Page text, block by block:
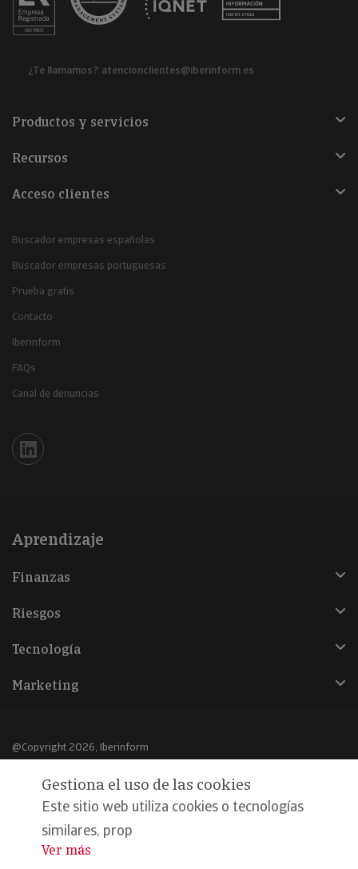
¿Te llamamos? atencionclientes@iberinform.es
Productos y servicios
Recursos
Acceso clientes
Buscador empresas españolas
Buscador empresas portuguesas
Prueba gratis
Contacto
Iberinform
FAQs
Canal de denuncias
Iberinform en Linkedin
Aprendizaje
Finanzas
Riesgos
Tecnología
Marketing
@Copyright 2026, Iberinform
Aviso legal
Política de cookies
Declaración de privacidad
Gestiona el uso de las cookies
Este sitio web utiliza cookies o tecnologías
similares, prop
...
Ver más